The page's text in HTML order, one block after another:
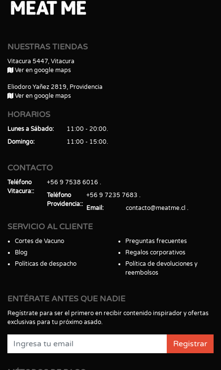
NUESTRAS TIENDAS
Vitacura 5447, Vitacura
Ver en google maps
Eliodoro Yañez 2819, Providencia
Ver en google maps
HORARIOS
Lunes a Sábado
11:00 - 20:00
Domingo
11:00 - 15:00
CONTACTO
Teléfono
Vitacura:
+56 9 7538 6016
Teléfono
Providencia:
+56 9 7235 7683
Email
contacto@meatme.cl
SERVICIO AL CLIENTE
Cortes de Vacuno
Blog
Políticas de despacho
Preguntas frecuentes
Regalos corporativos
Política de devoluciones y
reembolsos
ENTÉRATE ANTES QUE NADIE
Regístrate para ser el primero en recibir contenido inspirador y ofertas
exclusivas para tu próximo asado.
Registrar